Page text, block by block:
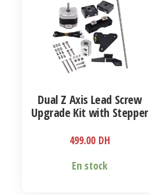
Dual Z Axis Lead Screw
Upgrade Kit with Stepper
Ender-3 Ender 3 Pro Ender
499.00 DH
En stock